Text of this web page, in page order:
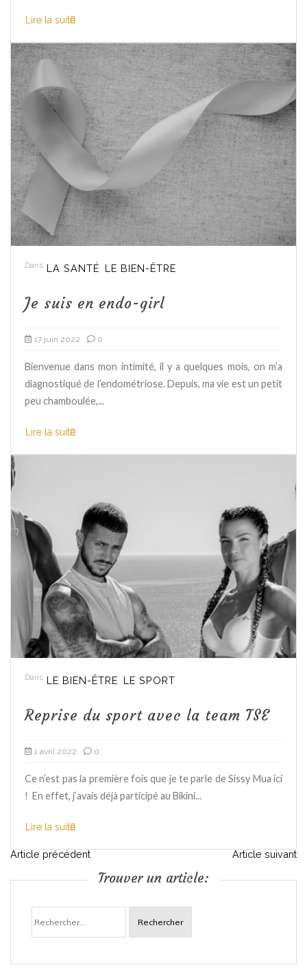
Lire la suite
Dans LA SANTÉ LE BIEN-ÊTRE
Je suis en endo-girl
17 juin 2022 0
Bienvenue dans mon intimité, il y a quelques mois, on m’a
diagnostiqué de l’endométriose. Depuis, ma vie est un petit
peu chamboulée,...
Lire la suite
Dans LE BIEN-ÊTRE LE SPORT
Reprise du sport avec la team TSE
1 avril 2022 0
Ce n’est pas la première fois que je te parle de Sissy Mua ici
! En effet, j’avais déjà participé au Bikini...
Lire la suite
N
i
Article précédent Article suivant
Trouver un article:
Rechercher :